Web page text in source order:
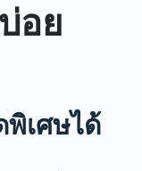
อย
เศษได้